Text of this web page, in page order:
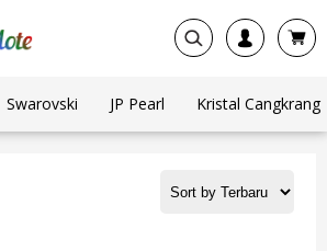
Swarovski JP Pearl Kristal Cangkrang